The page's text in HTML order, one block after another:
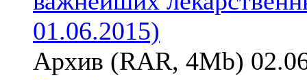
01.06.2015)
Архив (RAR, 4Mb)